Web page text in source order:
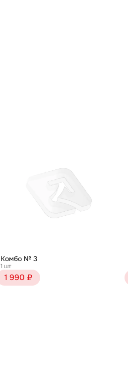
Комбо № 3
1 шт
1 990 ₽